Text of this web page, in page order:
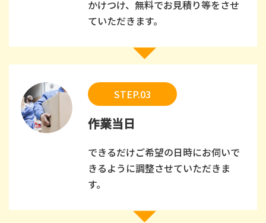
かけつけ、無料でお見積り等をさせ
ていただきます。
STEP.03
作業当日
できるだけご希望の日時にお伺いで
きるように調整させていただきま
す。